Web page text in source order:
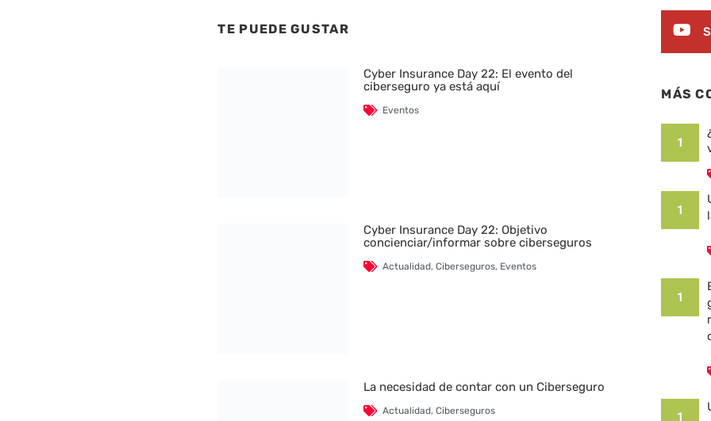
TE PUEDE GUSTAR
Cyber Insurance Day 22: El evento del
ciberseguro ya está aquí
Eventos
Cyber Insurance Day 22: Objetivo
concienciar/informar sobre ciberseguros
Actualidad, Ciberseguros, Eventos
La necesidad de contar con un Ciberseguro
Actualidad, Ciberseguros
MÁS
1
1
1
1